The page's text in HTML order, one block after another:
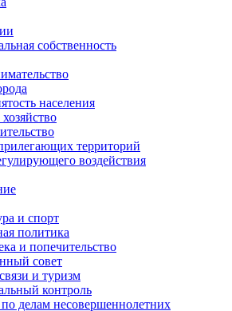
собственность
населения
территорий
воздействия
и спорт
политика
и попечительство
совет
и туризм
контроль
делам несовершеннолетних